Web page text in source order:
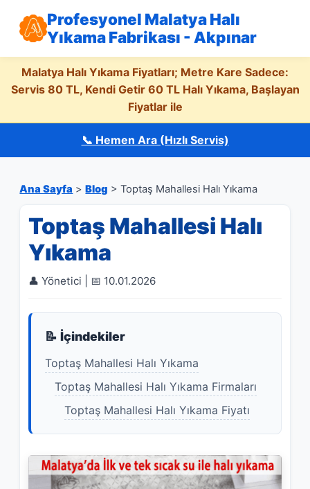
Profesyonel Malatya Halı
Yıkama Fabrikası - Akpınar
Malatya Halı Yıkama Fiyatları; Metre Kare Sadece:
Servis 80 TL, Kendi Getir 60 TL Halı Yıkama, Başlayan
Fiyatlar ile
📞 Hemen Ara (Hızlı Servis)
Ana Sayfa >Blog > Toptaş Mahallesi Halı Yıkama
Toptaş Mahallesi Halı
Yıkama
👤 Yönetici | 📅 10.01.2026
📝 İçindekiler
Toptaş Mahallesi Halı Yıkama
Toptaş Mahallesi Halı Yıkama Firmaları
Toptaş Mahallesi Halı Yıkama Fiyatı